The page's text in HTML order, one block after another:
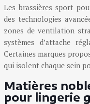
Les brassières sport
des technologies
zones de ventilation
systèmes d’attache
Certaines marques
qui isolent chaque sein
Matières
pour lingerie